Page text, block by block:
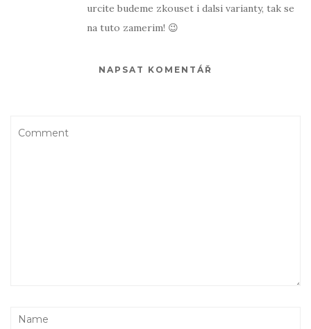
urcite budeme zkouset i dalsi varianty, tak se
na tuto zamerim! 😉
NAPSAT KOMENTÁŘ